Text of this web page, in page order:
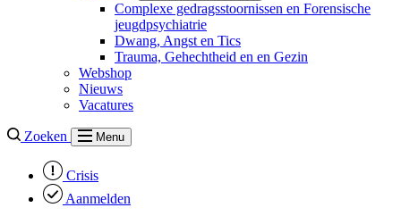
Complexe gedragsstoornissen en Forensische
jeugdpsychiatrie
Dwang, Angst en Tics
Trauma, Gehechtheid en en Gezin
Webshop
Nieuws
Vacatures
Zoeken Menu
Crisis
Aanmelden